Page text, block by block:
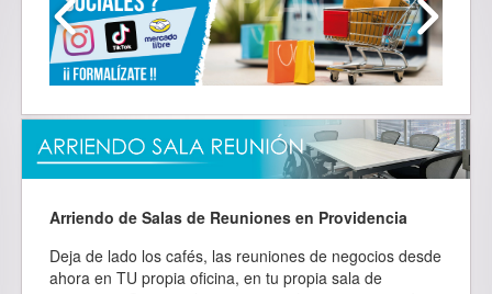
Arriendo de Salas de Reuniones en Providencia
Deja de lado los cafés, las reuniones de negocios desde
ahora en TU propia oficina, en tu propia sala de